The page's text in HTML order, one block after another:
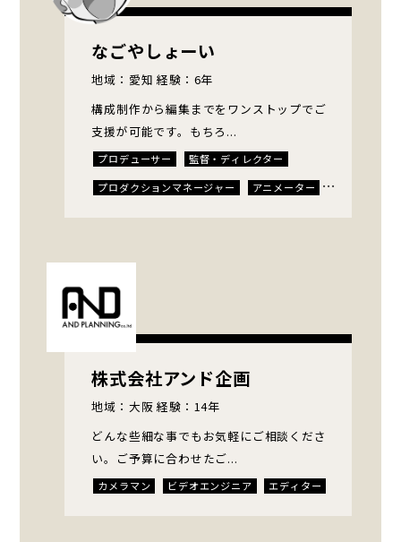
なごやしょーい
地域：愛知 経験：6年
構成制作から編集までをワンストップでご
支援が可能です。もちろ...
プロデューサー
監督・ディレクター
プロダクションマネージャー
アニメーター
脚本家・構成作家
プランナー・リサーチャー
ナレーター・声優
株式会社アンド企画
地域：大阪 経験：14年
どんな些細な事でもお気軽にご相談くださ
い。ご予算に合わせたご...
カメラマン ビデオエンジニア エディター